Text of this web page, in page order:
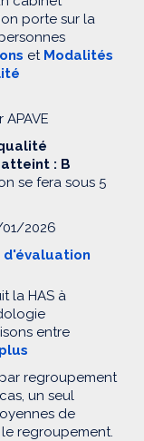
porte sur la
et Modalités
: B
se fera sous 5
2026
la HAS à
entre
regroupement
un seul
de
regroupement.